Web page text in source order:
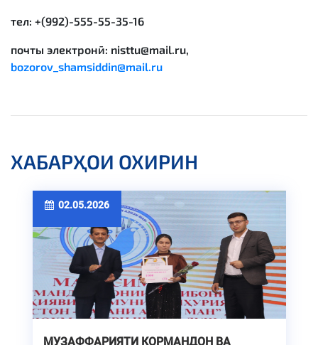
тел: +(992)-555-55-35-16
почты электронӣ: nisttu@mail.ru,
bozorov_shamsiddin@mail.ru
ХАБАРҲОИ ОХИРИН
02.05.2026
МУЗАФФАРИЯТИ КОРМАНДОН ВА